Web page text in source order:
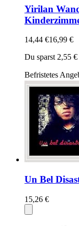
Yirilan
14,44 €16,99 €
Du sparst 2,55 €
Befristetes
Un Bel
15,26 €